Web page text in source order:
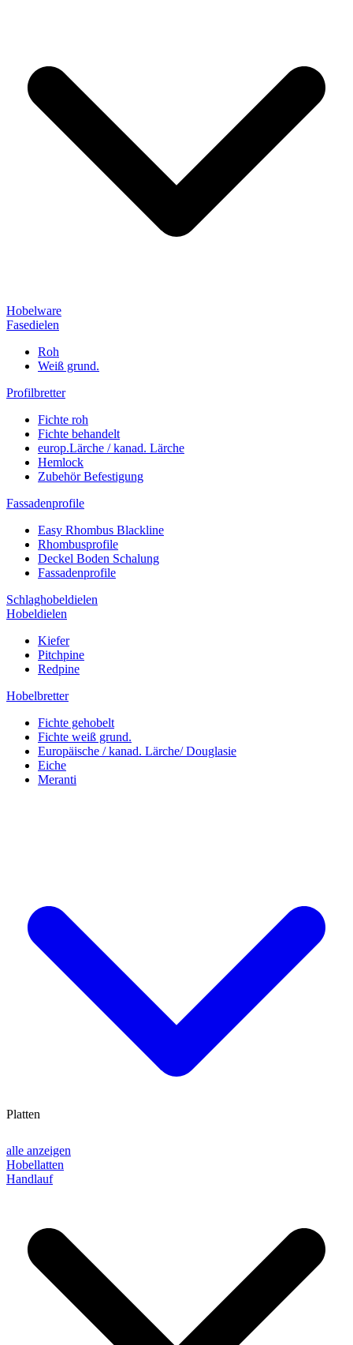
Hobelware
Fasedielen
Roh
Weiß grund.
Profilbretter
Fichte roh
Fichte behandelt
europ.Lärche / kanad. Lärche
Hemlock
Zubehör Befestigung
Fassadenprofile
Easy Rhombus Blackline
Rhombusprofile
Deckel Boden Schalung
Fassadenprofile
Schlaghobeldielen
Hobeldielen
Kiefer
Pitchpine
Redpine
Hobelbretter
Fichte gehobelt
Fichte weiß grund.
Europäische / kanad. Lärche/ Douglasie
Eiche
Meranti
alle anzeigen
Hobellatten
Handlauf
Platten